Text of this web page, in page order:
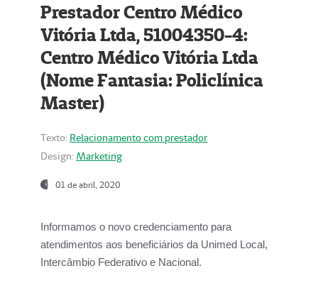
Prestador Centro Médico
Vitória Ltda, 51004350-4:
Centro Médico Vitória Ltda
(Nome Fantasia: Policlínica
Master)
Texto: Relacionamento com prestador
Design: Marketing
01 de abril, 2020
Informamos o novo credenciamento para
atendimentos aos beneficiários da Unimed Local,
Intercâmbio Federativo e Nacional.